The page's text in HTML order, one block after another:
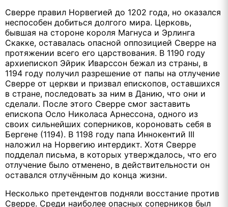
Сверре правил Норвегией до 1202 года, но оказался
неспособен добиться долгого мира. Церковь,
бывшая на стороне короля Магнуса и Эрлинга
Скакке, оставалась опасной оппозицией Сверре на
протяжении всего его царствования. В 1190 году
архиепископ Эйрик Иварссон бежал из страны, в
1194 году получил разрешение от папы на отлучение
Сверре от церкви и призвал епископов, оставшихся
в стране, последовать за ним в Данию, что они и
сделали. После этого Сверре смог заставить
епископа Осло Николаса Арнессона, одного из
своих сильнейших соперников, короновать себя в
Бергене (1194). В 1198 году папа Иннокентий III
наложил на Норвегию интердикт. Хотя Сверре
подделал письма, в которых утверждалось, что его
отлучение было отменено, в действительности он
оставался отлучённым до конца жизни.
Несколько претендентов подняли восстание против
Сверре. Среди наиболее опасных соперников был